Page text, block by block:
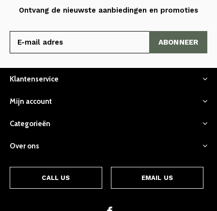
Ontvang de nieuwste aanbiedingen en promoties
ABONNEER
Klantenservice
Mijn account
Categorieën
Over ons
CALL US EMAIL US